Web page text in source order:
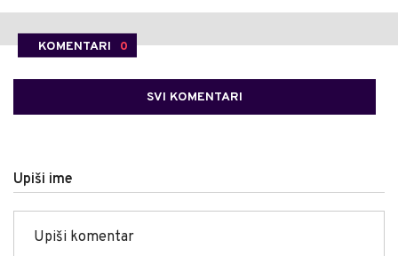
KOMENTARI 0
SVI KOMENTARI
Upiši ime